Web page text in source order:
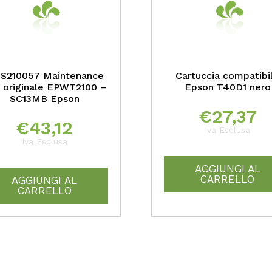
Maintenance
EPWT2100 –
SC13MB Epson
€43,12
Iva Esclusa
AGGIUNGI AL
CARRELLO
Cartuccia
Epson T40D1 nero
€27,37
Iva Esclusa
AGGIUNGI AL
CARRELLO